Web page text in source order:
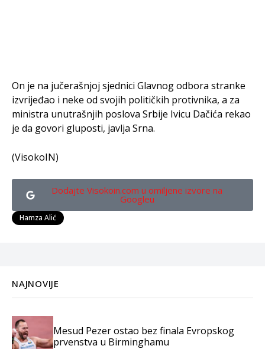
On je na jučerašnjoj sjednici Glavnog odbora stranke
izvrijeđao i neke od svojih političkih protivnika, a za
ministra unutrašnjih poslova Srbije Ivicu Dačića rekao
je da govori gluposti, javlja Srna.
(VisokoIN)
Dodajte Visokoin.com u omiljene izvore na
Googleu
Hamza Alić
NAJNOVIJE
Mesud Pezer ostao bez finala Evropskog
prvenstva u Birminghamu